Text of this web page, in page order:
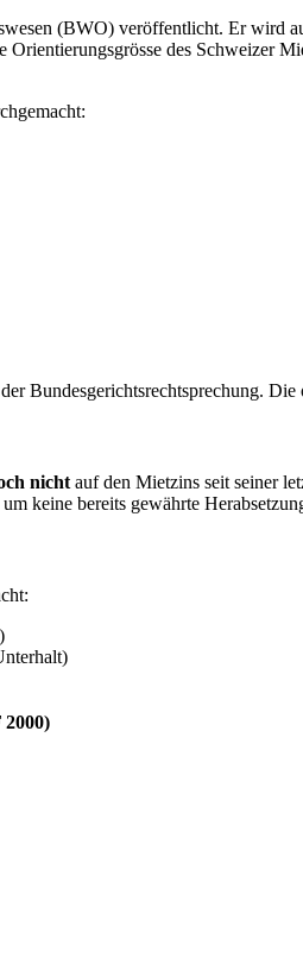
(BWO) veröffentlicht. Er wird
des Schweizer
Bundesgerichtsrechtsprechung.
nicht auf den Mietzins seit seiner
keine bereits gewährte